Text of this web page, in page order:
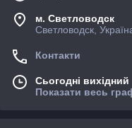
м. Светловодск
Светловодск,
Контакти
Сьогодні вихідний
Показати весь